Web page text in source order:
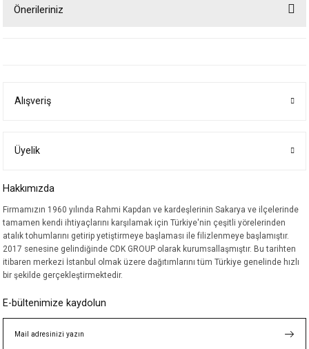
Önerileriniz
Ürün bilgilerinde hatalar bulunuyor.
Bu ürüne benzer farklı alternatifler olmalı.
Alışveriş
Üyelik
Hakkımızda
Firmamızın 1960 yılında Rahmi Kapdan ve kardeşlerinin Sakarya ve ilçelerinde
tamamen kendi ihtiyaçlarını karşılamak için Türkiye'nin çeşitli yörelerinden
atalık tohumlarını getirip yetiştirmeye başlaması ile filizlenmeye başlamıştır.
2017 senesine gelindiğinde CDK GROUP olarak kurumsallaşmıştır. Bu tarihten
itibaren merkezi İstanbul olmak üzere dağıtımlarını tüm Türkiye genelinde hızlı
bir şekilde gerçekleştirmektedir.
E-bültenimize kaydolun